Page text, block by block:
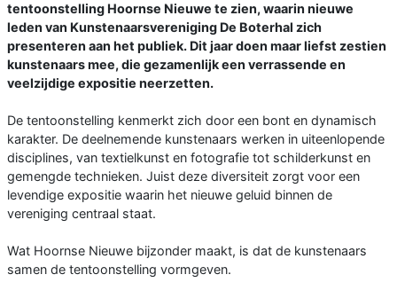
tentoonstelling Hoornse Nieuwe te zien, waarin nieuwe
leden van Kunstenaarsvereniging De Boterhal zich
presenteren aan het publiek. Dit jaar doen maar liefst zestien
kunstenaars mee, die gezamenlijk een verrassende en
veelzijdige expositie neerzetten.
De tentoonstelling kenmerkt zich door een bont en dynamisch
karakter. De deelnemende kunstenaars werken in uiteenlopende
disciplines, van textielkunst en fotografie tot schilderkunst en
gemengde technieken. Juist deze diversiteit zorgt voor een
levendige expositie waarin het nieuwe geluid binnen de
vereniging centraal staat.
Wat Hoornse Nieuwe bijzonder maakt, is dat de kunstenaars
samen de tentoonstelling vormgeven.